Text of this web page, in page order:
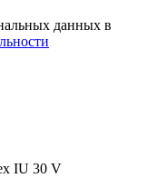
данных в
IU 30 V